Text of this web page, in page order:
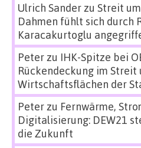
Ulrich Sanderzu Streit
Dahmen fühlt sich durch
Karacakurtoglu
Peterzu IHK-Spitze bei
Rückendeckung im Streit
Wirtschaftsflächen der
Peterzu Fernwärme,
Digitalisierung: DEW21
die Zukunft